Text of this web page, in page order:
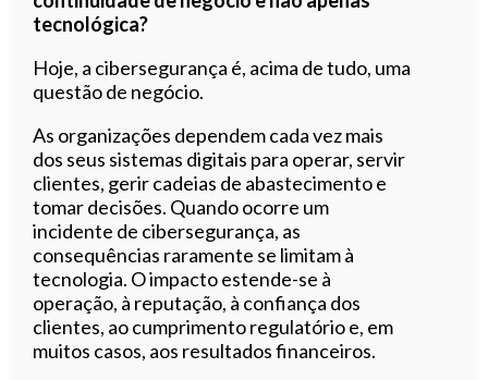
tecnológica?
Hoje, a cibersegurança é, acima de tudo, uma
questão de negócio.
As organizações dependem cada vez mais
dos seus sistemas digitais para operar, servir
clientes, gerir cadeias de abastecimento e
tomar decisões. Quando ocorre um
incidente de cibersegurança, as
consequências raramente se limitam à
tecnologia. O impacto estende-se à
operação, à reputação, à confiança dos
clientes, ao cumprimento regulatório e, em
muitos casos, aos resultados financeiros.